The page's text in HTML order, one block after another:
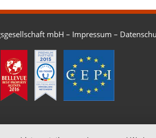
mbH – Impressum –